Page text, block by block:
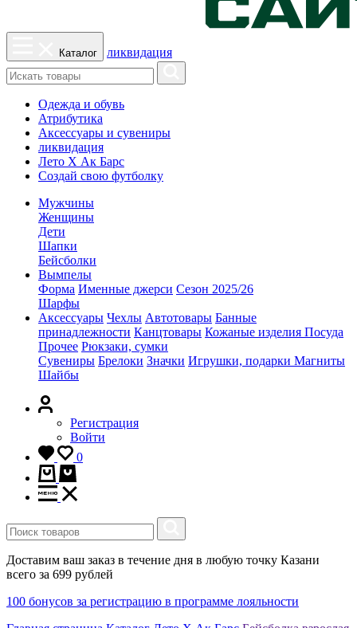
Каталог ликвидация
Одежда и обувь
Атрибутика
Аксессуары и сувениры
ликвидация
Лето Х Ак Барс
Создай свою футболку
Мужчины
Женщины
Дети
Шапки
Бейсболки
Вымпелы
Форма Именные джерси Сезон 2025/26
Шарфы
Аксессуары Чехлы Автотовары Банные
принадлежности Канцтовары Кожаные изделия Посуда
Прочее Рюкзаки, сумки
Сувениры Брелоки Значки Игрушки, подарки Магниты
Шайбы
Регистрация
Войти
0
Доставим ваш заказ в течение дня в любую точку Казани
всего за 699 рублей
100 бонусов за регистрацию в программе лояльности